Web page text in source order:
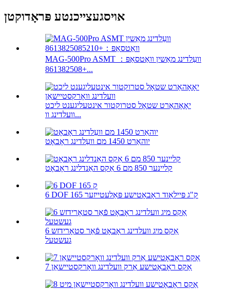
אויסגעצייכנטע פּראָדוקטן
MAG-500Pro ASMT וועַלדינג מאַשין וואַטסאַפּ：
+861382508...
יאָאָהאַרט שטאָל סטרוקטור אינטעליגענט ליכט
וועלדינג וו...
יוהאַרט 1450 מם וועַלדינג ראָבאָט
קליינער 850 מם 6 אַקס האַנדלינג ראָבאָט
6 DOF 165 ק"ג פּיילאָוד ראָבאָטישע פּאַלעטייזער
6 אַקס מיג וועלדינג ראָבאָט פֿאַר סטאָרידזש
געשטעל
7 אַקס ראָבאָטישע אַרק וועלדינג וואָרקסטיישאַן